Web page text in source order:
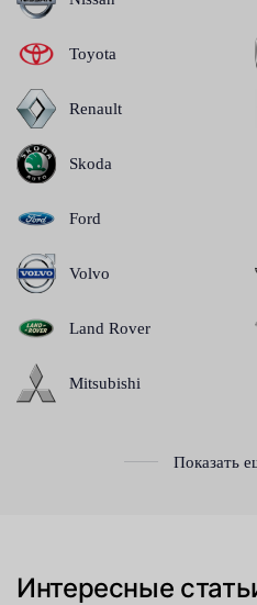
Toyota
Renault
Skoda
Ford
Volvo
Land Rover
Mitsubishi
Показать
Интересные